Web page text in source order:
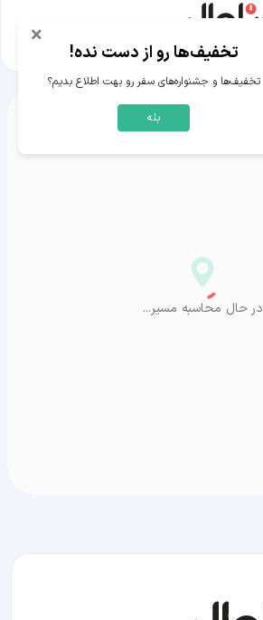
در حال محاسبه مسیر...
× تخفیف‌ها رو از دست نده!
تخفیف‌ها و جشنواره‌های سفر رو بهت اطلاع بدیم؟
بله